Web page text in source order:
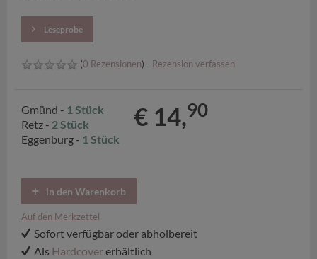
Leseprobe
(0 Rezensionen) - Rezension verfassen
Gmünd - 1 Stück
Retz - 2 Stück
Eggenburg - 1 Stück
€ 14,90
in den Warenkorb
Auf den Merkzettel
Sofort verfügbar oder abholbereit
Als Hardcovererhältlich